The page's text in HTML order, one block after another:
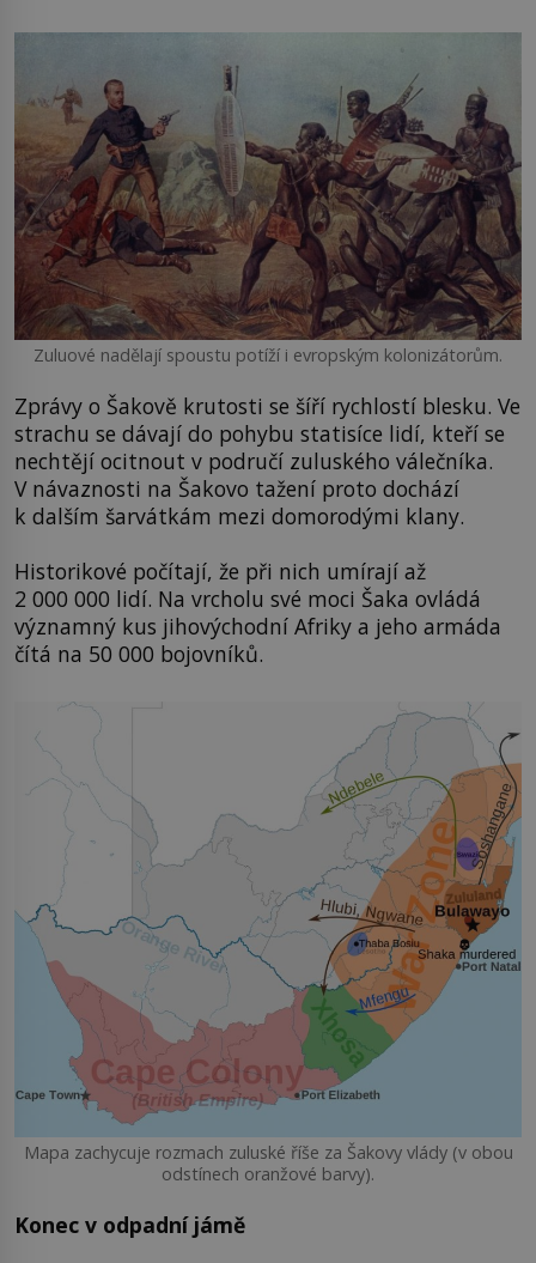
Zuluové nadělají spoustu potíží i evropským kolonizátorům.
Zprávy o Šakově krutosti se šíří rychlostí blesku. Ve
strachu se dávají do pohybu statisíce lidí, kteří se
nechtějí ocitnout v područí zuluského válečníka.
V návaznosti na Šakovo tažení proto dochází
k dalším šarvátkám mezi domorodými klany.
Historikové počítají, že při nich umírají až
2 000 000 lidí. Na vrcholu své moci Šaka ovládá
významný kus jihovýchodní Afriky a jeho armáda
čítá na 50 000 bojovníků.
Mapa zachycuje rozmach zuluské říše za Šakovy vlády (v obou
odstínech oranžové barvy).
Konec v odpadní jámě